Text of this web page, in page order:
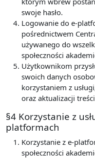
swoje hasło.
Logowanie do e-
pośrednictwem
używanego do
społeczności
Użytkownikom
swoich danych
korzystaniem z
oraz aktualizacji
§4 Korzystanie z
platformach
Korzystanie z e-
społeczności